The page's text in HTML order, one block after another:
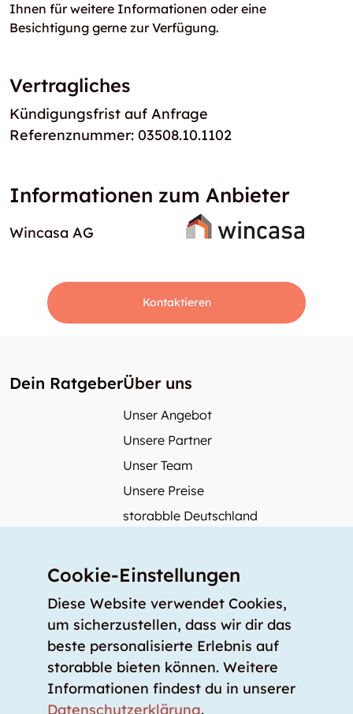
Ihnen für weitere Informationen oder eine
Besichtigung gerne zur Verfügung.
Vertragliches
Kündigungsfrist auf Anfrage
Referenznummer: 03508.10.1102
Informationen zum Anbieter
Wincasa AG
Kontaktieren
Dein RatgeberÜber uns
Unser Angebot
Unsere Partner
Unser Team
Unsere Preise
storabble Deutschland
Mehr über storabble
Medienbeiträge
Wie gross muss ein Lagerraum sein?
Was kostet ein Lagerraum?
Für Lageranbieter
Cookie-Einstellungen
Diese Website verwendet Cookies,
um sicherzustellen, dass wir dir das
beste personalisierte Erlebnis auf
storabble bieten können. Weitere
Informationen findest du in unserer
Datenschutzerklärung.